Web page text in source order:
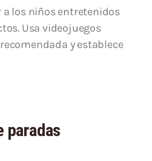
los niños entretenidos
Usa videojuegos
y establece
paradas